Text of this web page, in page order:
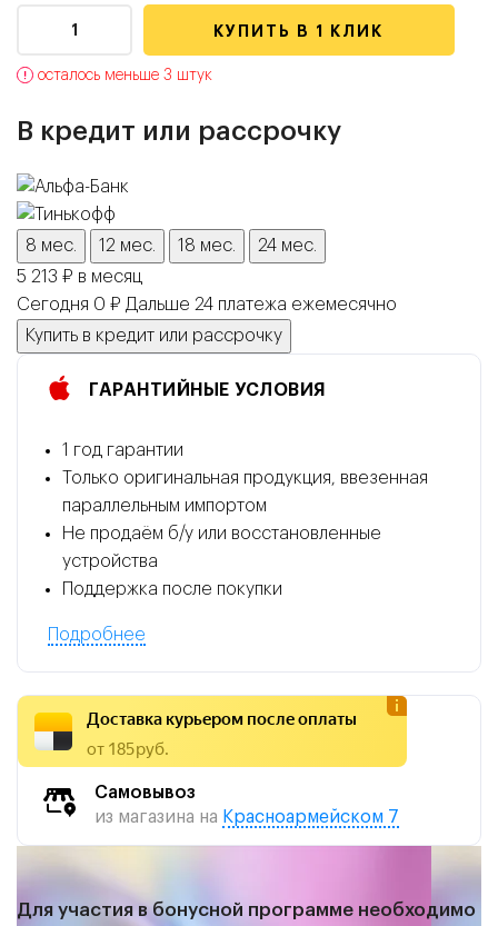
КУПИТЬ В 1 КЛИК
осталось меньше 3 штук
В кредит или рассрочку
8 мес. 12 мес. 18 мес.
24 мес.
5 213 ₽ в месяц
Сегодня 0 ₽ Дальше 24 платежа ежемесячно
Купить в кредит или рассрочку
ГАРАНТИЙНЫЕ УСЛОВИЯ
1 год гарантии
Только оригинальная продукция, ввезенная
параллельным импортом
Не продаём б/у или восстановленные
устройства
Поддержка после покупки
Подробнее
Доставка курьером после оплаты
от 185 руб.
Самовывоз
из магазина на Красноармейском 7
Для участия в бонусной программе необходимо